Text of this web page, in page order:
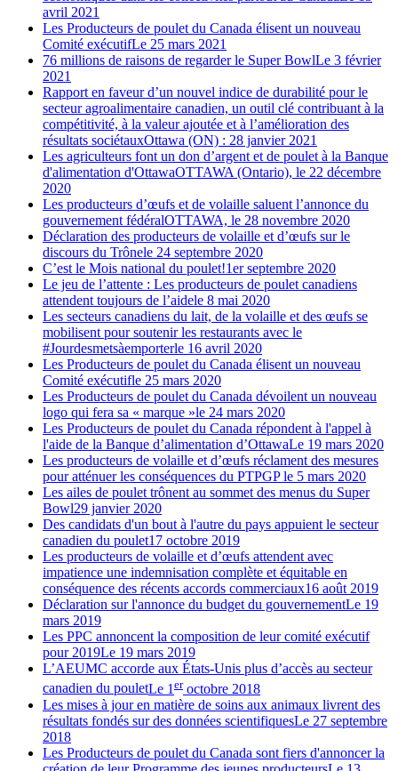
avril 2021
Les Producteurs de poulet du Canada élisent un nouveau
Comité exécutifLe 25 mars 2021
76 millions de raisons de regarder le Super BowlLe 3 février
2021
Rapport en faveur d’un nouvel indice de durabilité pour le
secteur agroalimentaire canadien, un outil clé contribuant à la
compétitivité, à la valeur ajoutée et à l’amélioration des
résultats sociétauxOttawa (ON) : 28 janvier 2021
Les agriculteurs font un don d’argent et de poulet à la Banque
d'alimentation d'OttawaOTTAWA (Ontario), le 22 décembre
2020
Les producteurs d’œufs et de volaille saluent l’annonce du
gouvernement fédéralOTTAWA, le 28 novembre 2020
Déclaration des producteurs de volaille et d’œufs sur le
discours du Trônele 24 septembre 2020
C’est le Mois national du poulet!1er septembre 2020
Le jeu de l’attente : Les producteurs de poulet canadiens
attendent toujours de l’aidele 8 mai 2020
Les secteurs canadiens du lait, de la volaille et des œufs se
mobilisent pour soutenir les restaurants avec le
#Jourdesmetsàemporterle 16 avril 2020
Les Producteurs de poulet du Canada élisent un nouveau
Comité exécutifle 25 mars 2020
Les Producteurs de poulet du Canada dévoilent un nouveau
logo qui fera sa « marque »le 24 mars 2020
Les Producteurs de poulet du Canada répondent à l'appel à
l'aide de la Banque d’alimentation d’OttawaLe 19 mars 2020
Les producteurs de volaille et d’œufs réclament des mesures
pour atténuer les conséquences du PTPGPle 5 mars 2020
Les ailes de poulet trônent au sommet des menus du Super
Bowl29 janvier 2020
Des candidats d'un bout à l'autre du pays appuient le secteur
canadien du poulet17 octobre 2019
Les producteurs de volaille et d’œufs attendent avec
impatience une indemnisation complète et équitable en
conséquence des récents accords commerciaux16 août 2019
Déclaration sur l'annonce du budget du gouvernementLe 19
mars 2019
Les PPC annoncent la composition de leur comité exécutif
pour 2019Le 19 mars 2019
L’AEUMC accorde aux États-Unis plus d’accès au secteur
canadien du pouletLe 1 eroctobre 2018
Les mises à jour en matière de soins aux animaux livrent des
résultats fondés sur des données scientifiquesLe 27 septembre
2018
Les Producteurs de poulet du Canada sont fiers d'annoncer la